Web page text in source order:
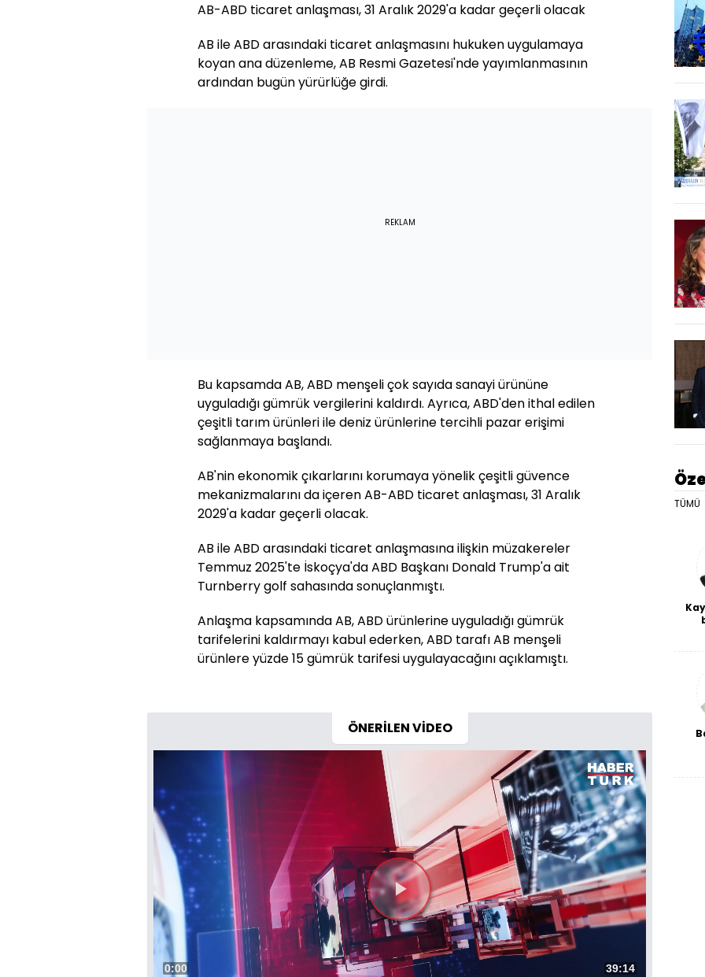
AB-ABD ticaret anlaşması, 31 Aralık 2029'a kadar geçerli olacak
AB ile ABD arasındaki ticaret anlaşmasını hukuken uygulamaya
koyan ana düzenleme, AB Resmi Gazetesi'nde yayımlanmasının
ardından bugün yürürlüğe girdi.
REKLAM
Bu kapsamda AB, ABD menşeli çok sayıda sanayi ürününe
uyguladığı gümrük vergilerini kaldırdı. Ayrıca, ABD'den ithal edilen
çeşitli tarım ürünleri ile deniz ürünlerine tercihli pazar erişimi
sağlanmaya başlandı.
AB'nin ekonomik çıkarlarını korumaya yönelik çeşitli güvence
mekanizmalarını da içeren AB-ABD ticaret anlaşması, 31 Aralık
2029'a kadar geçerli olacak.
AB ile ABD arasındaki ticaret anlaşmasına ilişkin müzakereler
Temmuz 2025'te İskoçya'da ABD Başkanı Donald Trump'a ait
Turnberry golf sahasında sonuçlanmıştı.
Anlaşma kapsamında AB, ABD ürünlerine uyguladığı gümrük
tarifelerini kaldırmayı kabul ederken, ABD tarafı AB menşeli
ürünlere yüzde 15 gümrük tarifesi uygulayacağını açıklamıştı.
ÖNERİLEN VİDEO
Videoyu
Oynat
Süre
0:00 Toplam
39:14
TÜMÜ